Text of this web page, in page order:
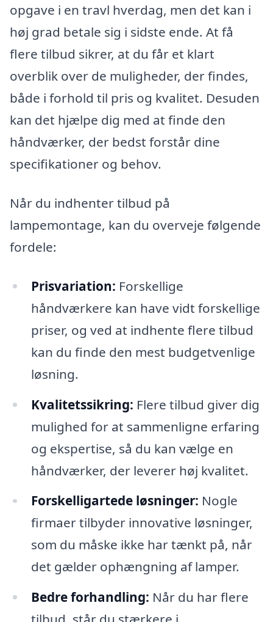
opgave i en travl hverdag, men det kan i
høj grad betale sig i sidste ende. At få
flere tilbud sikrer, at du får et klart
overblik over de muligheder, der findes,
både i forhold til pris og kvalitet. Desuden
kan det hjælpe dig med at finde den
håndværker, der bedst forstår dine
specifikationer og behov.
Når du indhenter tilbud på
lampemontage, kan du overveje følgende
fordele:
Prisvariation: Forskellige
håndværkere kan have vidt forskellige
priser, og ved at indhente flere tilbud
kan du finde den mest budgetvenlige
løsning.
Kvalitetssikring: Flere tilbud giver dig
mulighed for at sammenligne erfaring
og ekspertise, så du kan vælge en
håndværker, der leverer høj kvalitet.
Forskelligartede løsninger: Nogle
firmaer tilbyder innovative løsninger,
som du måske ikke har tænkt på, når
det gælder ophængning af lamper.
Bedre forhandling: Når du har flere